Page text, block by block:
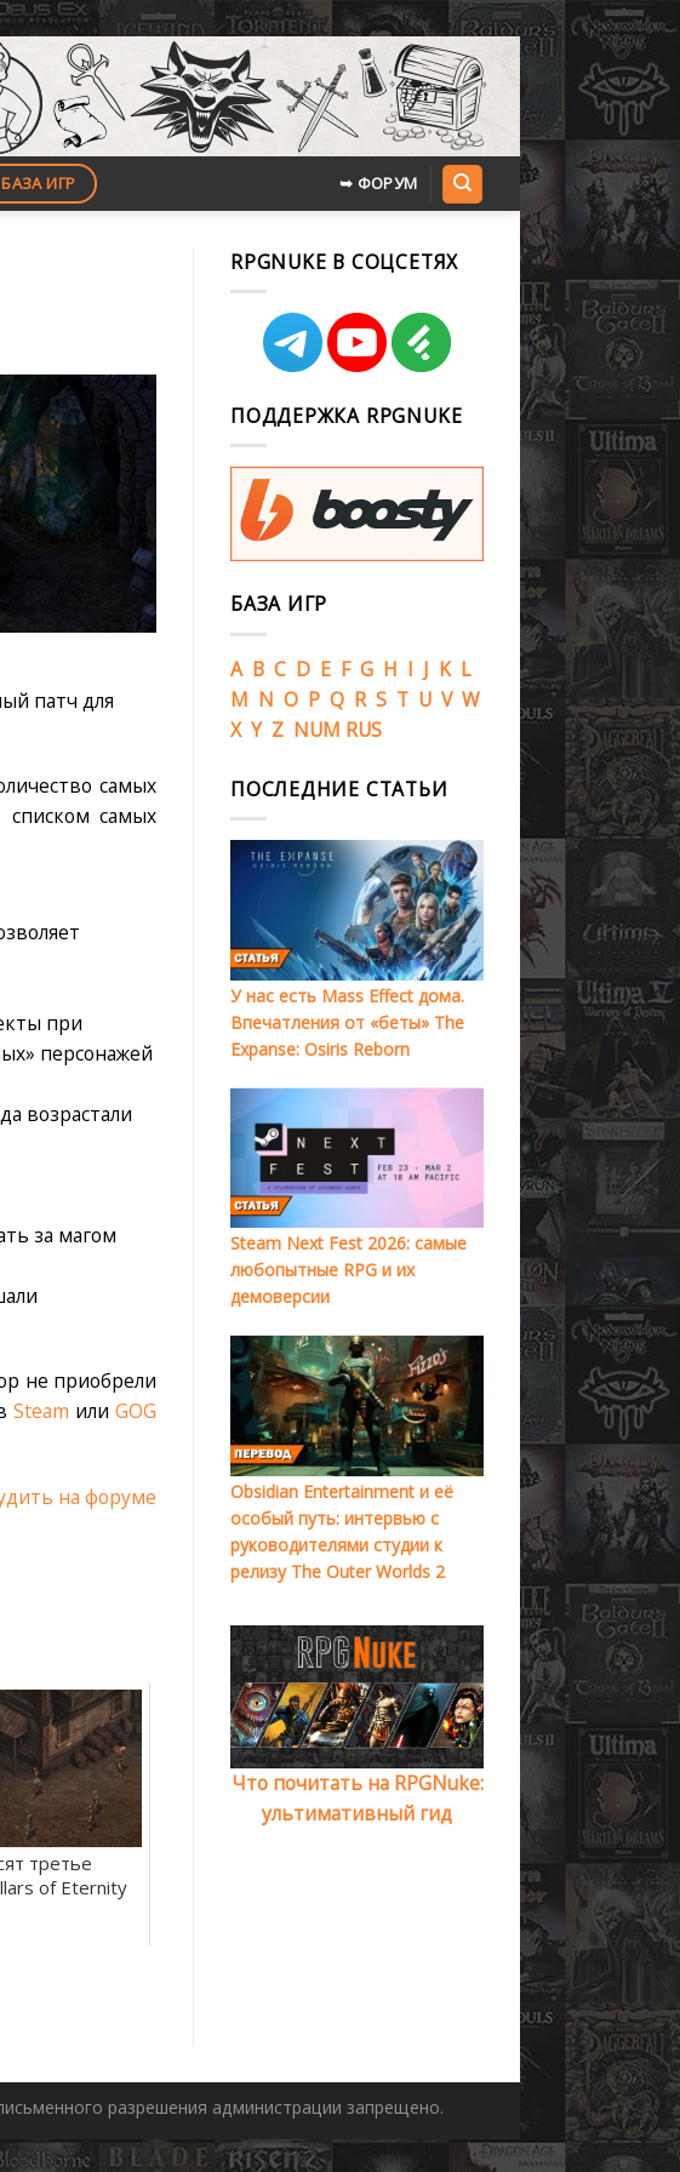
ИГР ➥ ФОРУМ
патч для
самых
самых
при
персонажей
возрастали
за магом
не приобрели
Steam или GOG
на форуме
третье
of Eternity
RPGNUKE В СОЦСЕТЯХ
ПОДДЕРЖКА RPGNUKE
БАЗА ИГР
A B C D E F G H I J K L
M N O P Q R S T U V W
X Y Z NUM RUS
ПОСЛЕДНИЕ СТАТЬИ
У нас есть Mass Effect дома.
Впечатления от «беты» The
Expanse: Osiris Reborn
Steam Next Fest 2026: самые
любопытные RPG и их
демоверсии
Obsidian Entertainment и её
особый путь: интервью с
руководителями студии к
релизу The Outer Worlds 2
Что почитать на RPGNuke:
ультимативный гид
разрешения администрации запрещено.